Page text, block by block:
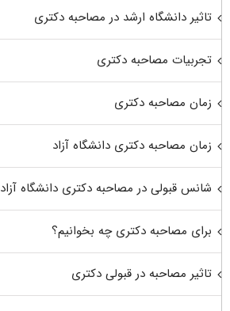
تاثیر دانشگاه ارشد در مصاحبه دکتری
تجربیات مصاحبه دکتری
زمان مصاحبه دکتری
زمان مصاحبه دکتری دانشگاه آزاد
شانس قبولی در مصاحبه دکتری دانشگاه آزاد
برای مصاحبه دکتری چه بخوانیم؟
تاثیر مصاحبه در قبولی دکتری